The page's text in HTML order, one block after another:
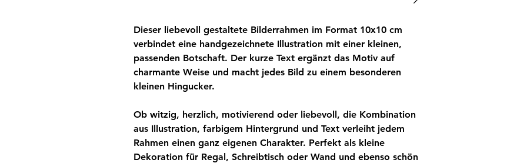
Dieser liebevoll gestaltete Bilderrahmen im Format 10x10 cm
verbindet eine handgezeichnete Illustration mit einer kleinen,
passenden Botschaft. Der kurze Text ergänzt das Motiv auf
charmante Weise und macht jedes Bild zu einem besonderen
kleinen Hingucker.
Ob witzig, herzlich, motivierend oder liebevoll, die Kombination
aus Illustration, farbigem Hintergrund und Text verleiht jedem
Rahmen einen ganz eigenen Charakter. Perfekt als kleine
Dekoration für Regal, Schreibtisch oder Wand und ebenso schön